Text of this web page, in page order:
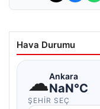
Hava Durumu
☁Ankara
NaN°C
ŞEHIR SEÇ